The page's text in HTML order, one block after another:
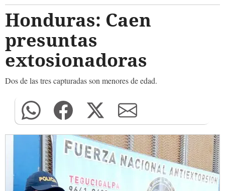
Honduras: Caen
presuntas
extosionadoras
Dos de las tres capturadas son menores de edad.